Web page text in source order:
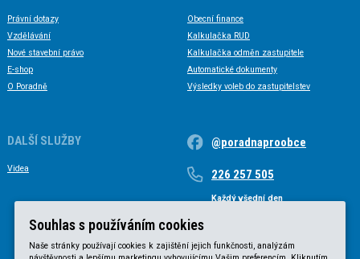
Právní dotazy
Vzdělávání
Nové stavební právo
E-shop
O Poradně
Obecní finance
Kalkulačka RUD
Kalkulačka odměn zastupitele
Automatické dokumenty
Výsledky voleb do zastupitelstev
DALŠÍ SLUŽBY
Videa
@poradnaproobce
226 257 505
Každý všední den
Souhlas s používáním cookies
Naše stránky používají cookies k zajištění jejich funkčnosti, analýzám